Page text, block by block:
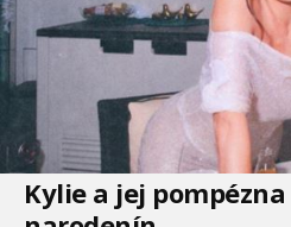
Kylie a jej